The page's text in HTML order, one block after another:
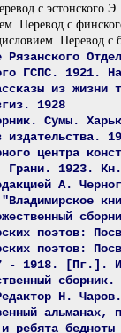
с эстонского Э.
Перевод с
Перевод с
ГСПС. 1921.
из
1928
Сумы.
издательства.
центра
Грани. 1923.
А.
поэтов:
поэтов:
- 1918. [Пг.].
Н.
ребята